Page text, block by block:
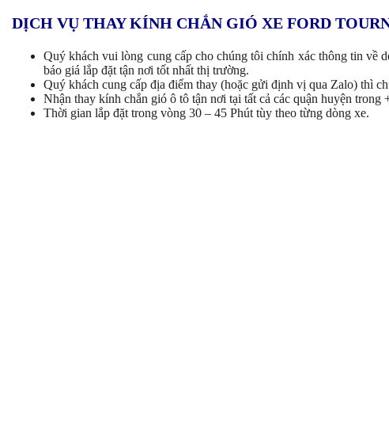
DỊCH VỤ THAY KÍNH CHẮN GIÓ XE FORD
Quý khách vui lòng cung cấp cho chúng tôi chính xác thông tin về
báo giá lắp đặt tận nơi tốt nhất thị trường.
Quý khách cung cấp địa điểm thay (hoặc gửi định vị qua Zalo) thì
Nhận thay kính chắn gió ô tô tận nơi tại tất cả các quận huyện
Thời gian lắp đặt trong vòng 30 – 45 Phút tùy theo từng dòng xe.